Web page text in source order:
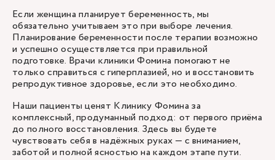
Если женщина планирует беременность, мы
обязательно учитываем это при выборе лечения.
Планирование беременности после терапии возможно
и успешно осуществляется при правильной
подготовке. Врачи клиники Фомина помогают не
только справиться с гиперплазией, но и восстановить
репродуктивное здоровье, если это необходимо.
Наши пациенты ценят Клинику Фомина за
комплексный, продуманный подход: от первого приёма
до полного восстановления. Здесь вы будете
чувствовать себя в надёжных руках — с вниманием,
заботой и полной ясностью на каждом этапе пути.